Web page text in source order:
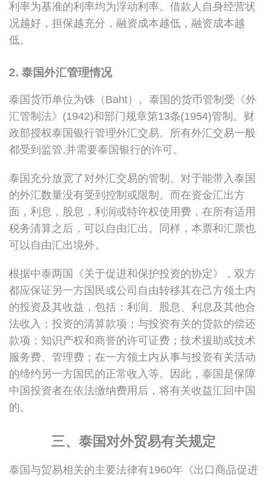
利率为基准的利率均为浮动利率。借款人自身经营状
况越好，担保越充分，融资成本越低，融资成本越
低。
2. 泰国外汇管理情况
泰国货币单位为铢（Baht）。泰国的货币管制受《外
汇管制法》(1942)和部门规章第13条(1954)管制。财
政部授权泰国银行管理外汇交易。所有外汇交易一般
都受到监管,并需要泰国银行的许可。
泰国充分放宽了对外汇交易的管制。对于能带入泰国
的外汇数量没有受到控制或限制。而在资金汇出方
面，利息，股息，利润或特许权使用费，在所有适用
税务清算之后，可以自由汇出。同样，本票和汇票也
可以自由汇出境外。
根据中泰两国《关于促进和保护投资的协定》，双方
都应保证另一方国民或公司自由转移其在己方领土内
的投资及其收益，包括：利润、股息、利息及其他合
法收入；投资的清算款项；与投资有关的贷款的偿还
款项；知识产权和商誉的许可证费；技术援助或技术
服务费、管理费；在一方领土内从事与投资有关活动
的缔约另一方国民的正常收入等。因此，泰国是保障
中国投资者在依法缴纳费用后，将有关收益汇回中国
的。
三、泰国对外贸易有关规定
泰国与贸易相关的主要法律有1960年《出口商品促进